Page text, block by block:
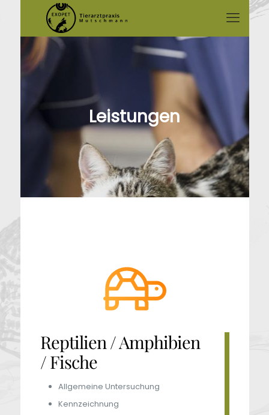
Leistungen
Reptilien / Amphibien
/ Fische
Allgemeine Untersuchung
Kennzeichnung